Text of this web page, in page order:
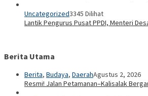
Uncategorized3345 Dilihat
Lantik Pengurus Pusat PPDI, Menteri
Berita Utama
Berita, Budaya, DaerahAgustus 2, 2026
Resmi! Jalan Petamanan–Kalisalak